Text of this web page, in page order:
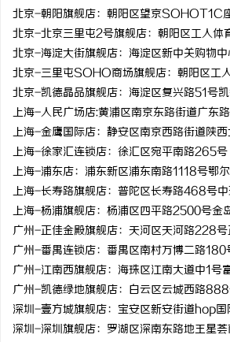
北京-朝阳旗舰店：朝阳区望京SOHOT1C
北京-北京三里屯2号旗舰店：朝阳区工人
北京-海淀大街旗舰店：海淀区新中关购物
北京-三里屯SOHO商场旗舰店：朝阳区工
北京-凯德晶品旗舰店：海淀区复兴路51号
上海-人民广场店:黄浦区南京东路街道广东
上海-金鹰国际店：静安区南京西路街道陕
上海-徐家汇连锁店：徐汇区宛平南路265号
上海-浦东店：浦东新区浦东南路1118号鄂
上海-长寿路旗舰店：普陀区长寿路468号
上海-杨浦旗舰店：杨浦区四平路2500号金
广州-正佳金殿旗舰店：天河区天河路228号
广州-番禺连锁店：番禺区南村万博二路180
广州-江南西旗舰店：海珠区江南大道中1号
广州-凯德绿地旗舰店：白云区云城西路
深圳-壹方城旗舰店：宝安区新安街道hop国
深圳-深圳旗舰店：罗湖区深南东路地王星荟